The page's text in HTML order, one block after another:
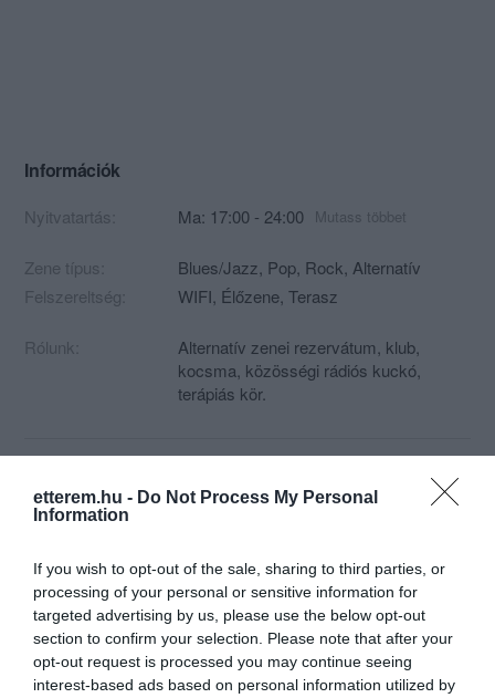
etterem.hu - Do Not Process My Personal
Information
If you wish to opt-out of the sale, sharing to third parties, or
processing of your personal or sensitive information for
targeted advertising by us, please use the below opt-out
section to confirm your selection. Please note that after your
opt-out request is processed you may continue seeing
interest-based ads based on personal information utilized by
Információk
Nyitvatartás: Ma: 17:00 - 24:00 Mutass többet
Zene típus:
Blues/Jazz, Pop, Rock, Alternatív
Felszereltség:
WIFI, Élőzene, Terasz
Rólunk:
Alternatív zenei rezervátum, klub,
kocsma, közösségi rádiós kuckó,
terápiás kör.
Kapcsolat
6721 Szeged, Kálmány Lajos u. 14.
+36 70 250 9279
jazz.szeged@gmail.com
jazz-kocsma.hu
www.fb.com/jazzkocsma